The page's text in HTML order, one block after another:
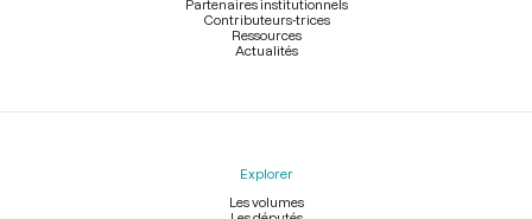
Partenaires institutionnels
Contributeurs-trices
Ressources
Actualités
Explorer
Les volumes